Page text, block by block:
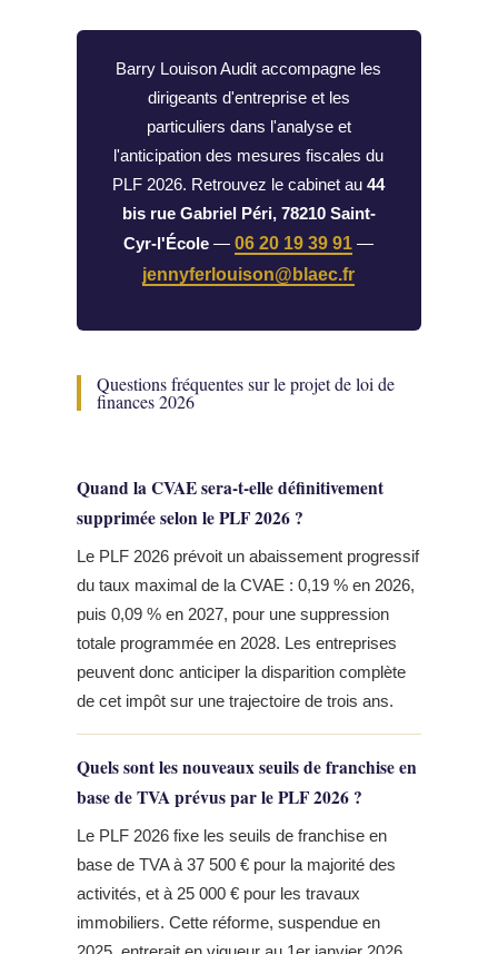
Barry Louison Audit accompagne les
dirigeants d'entreprise et les
particuliers dans l'analyse et
l'anticipation des mesures fiscales du
PLF 2026. Retrouvez le cabinet au44
bis rue Gabriel Péri, 78210 Saint-
Cyr-l'École —06 20 19 39 91 —
jennyferlouison@blaec.fr
Questions fréquentes sur le projet de loi de
finances 2026
Quand la CVAE sera-t-elle définitivement
supprimée selon le PLF 2026 ?
Le PLF 2026 prévoit un abaissement progressif
du taux maximal de la CVAE : 0,19 % en 2026,
puis 0,09 % en 2027, pour une suppression
totale programmée en 2028. Les entreprises
peuvent donc anticiper la disparition complète
de cet impôt sur une trajectoire de trois ans.
Quels sont les nouveaux seuils de franchise en
base de TVA prévus par le PLF 2026 ?
Le PLF 2026 fixe les seuils de franchise en
base de TVA à 37 500 € pour la majorité des
activités, et à 25 000 € pour les travaux
immobiliers. Cette réforme, suspendue en